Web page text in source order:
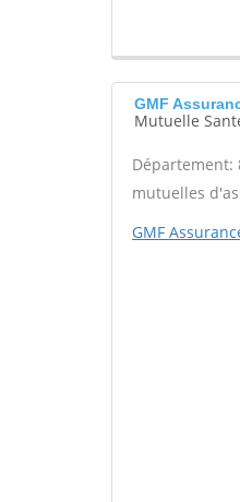
GMF
Mutuelle
Département:
mutuelles
GMF